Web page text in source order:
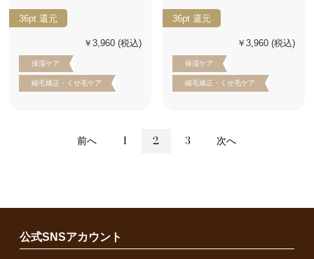
36pt 還元
￥3,960 (税込)
保湿ケア
縮毛矯正・くせ毛ケア
36pt 還元
￥3,960 (税込)
保湿ケア
縮毛矯正・くせ毛ケア
前へ 1 2 3 次へ
公式SNSアカウント